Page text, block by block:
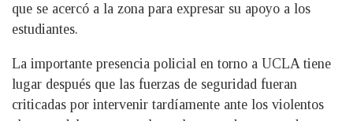
que se acercó a la zona para expresar su apoyo a los
estudiantes.
La importante presencia policial en torno a UCLA tiene
lugar después que las fuerzas de seguridad fueran
criticadas por intervenir tardíamente ante los violentos